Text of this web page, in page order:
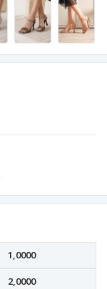
1,0000
2,0000